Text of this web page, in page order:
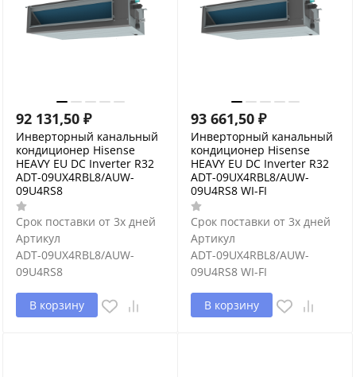
92 131,50 ₽
Инверторный канальный
кондиционер Hisense
HEAVY EU DC Inverter R32
ADT-09UX4RBL8/AUW-
09U4RS8
Срок поставки от 3х дней
Артикул
ADT-09UX4RBL8/AUW-
09U4RS8
В корзину
93 661,50 ₽
Инверторный канальный
кондиционер Hisense
HEAVY EU DC Inverter R32
ADT-09UX4RBL8/AUW-
09U4RS8 WI-FI
Срок поставки от 3х дней
Артикул
ADT-09UX4RBL8/AUW-
09U4RS8 WI-FI
В корзину